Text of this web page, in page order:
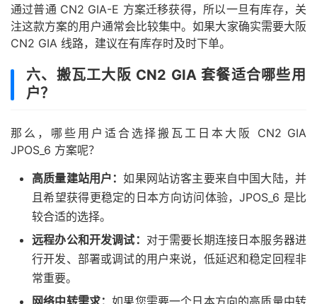
通过普通 CN2 GIA-E 方案迁移获得，所以一旦有库存，关
注这款方案的用户通常会比较集中。如果大家确实需要大阪
CN2 GIA 线路，建议在有库存时及时下单。
六、搬瓦工大阪 CN2 GIA 套餐适合哪些用
户？
那么，哪些用户适合选择搬瓦工日本大阪 CN2 GIA
JPOS_6 方案呢？
高质量建站用户：如果网站访客主要来自中国大陆，并
且希望获得更稳定的日本方向访问体验，JPOS_6 是比
较合适的选择。
远程办公和开发调试： 对于需要长期连接日本服务器进
行开发、部署或调试的用户来说，低延迟和稳定回程非
常重要。
网络中转需求：如果您需要一个日本方向的高质量中转